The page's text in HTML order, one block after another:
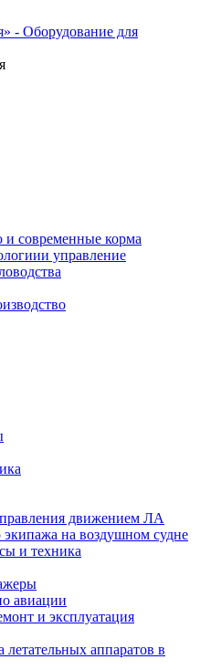
современные корма
управление
движением ЛА
на воздушном судне
и техника
авиации
и эксплуатация
аппаратов в